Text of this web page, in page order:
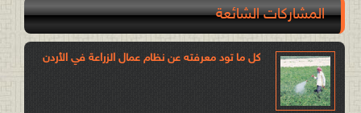
المشاركات الشائعة
كل ما تود معرفته عن نظام عمال الزراعة في الأردن